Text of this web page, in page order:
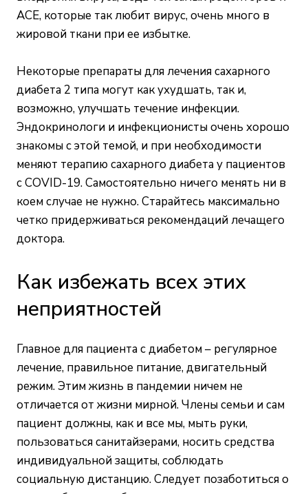
ACE, которые так любит вирус, очень много в
жировой ткани при ее избытке.
Некоторые препараты для лечения сахарного
диабета 2 типа могут как ухудшать, так и,
возможно, улучшать течение инфекции.
Эндокринологи и инфекционисты очень хорошо
знакомы с этой темой, и при необходимости
меняют терапию сахарного диабета у пациентов
с COVID-19. Самостоятельно ничего менять ни в
коем случае не нужно. Старайтесь максимально
четко придерживаться рекомендаций лечащего
доктора.
Как избежать всех этих
неприятностей
Главное для пациента с диабетом – регулярное
лечение, правильное питание, двигательный
режим. Этим жизнь в пандемии ничем не
отличается от жизни мирной. Члены семьи и сам
пациент должны, как и все мы, мыть руки,
пользоваться санитайзерами, носить средства
индивидуальной защиты, соблюдать
социальную дистанцию. Следует позаботиться о